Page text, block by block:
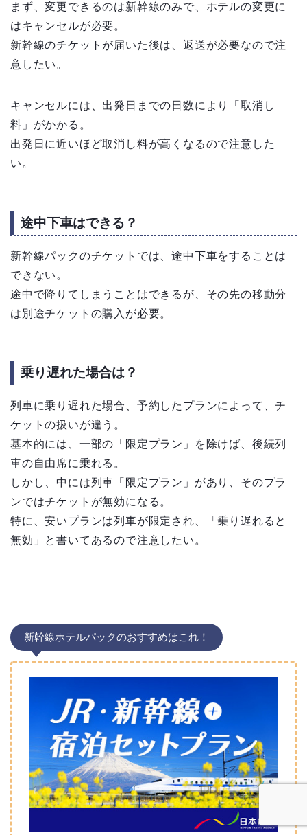
まず、変更できるのは新幹線のみで、ホテルの変更に
はキャンセルが必要。
新幹線のチケットが届いた後は、返送が必要なので注
意したい。
キャンセルには、出発日までの日数により「取消し
料」がかかる。
出発日に近いほど取消し料が高くなるので注意した
い。
途中下車はできる？
新幹線パックのチケットでは、途中下車をすることは
できない。
途中で降りてしまうことはできるが、その先の移動分
は別途チケットの購入が必要。
乗り遅れた場合は？
列車に乗り遅れた場合、予約したプランによって、チ
ケットの扱いが違う。
基本的には、一部の「限定プラン」を除けば、後続列
車の自由席に乗れる。
しかし、中には列車「限定プラン」があり、そのプラ
ンではチケットが無効になる。
特に、安いプランは列車が限定され、「乗り遅れると
無効」と書いてあるので注意したい。
新幹線ホテルパックのおすすめはこれ！